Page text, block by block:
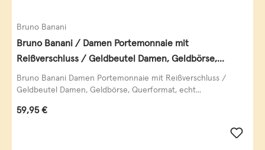
Bruno Banani
Bruno Banani / Damen Portemonnaie mit
Reißverschluss / Geldbeutel Damen, Geldbörse,
Querformat, echt Leder, black/white/red
Bruno Banani Damen Portemonnaie mit Reißverschluss /
Geldbeutel Damen, Geldbörse, Querformat, echt...
Regulärer Preis:
59,95 €